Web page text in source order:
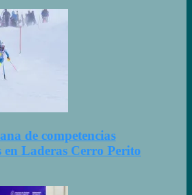
de competencias
en Laderas Cerro Perito